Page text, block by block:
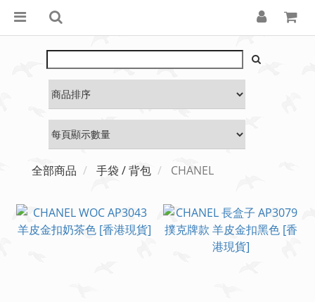
全部商品 手袋 / 背包 CHANEL